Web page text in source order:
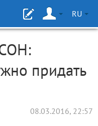
RU
придать
08.03.2016, 22:57